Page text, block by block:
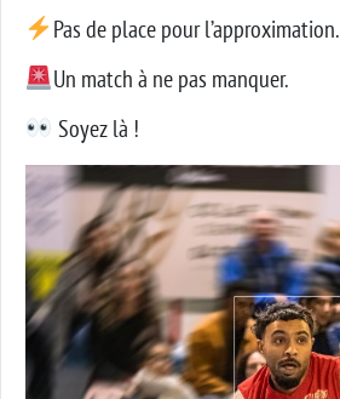
Pas de place pour l’approximation.
Un match à ne pas manquer.
Soyez là !